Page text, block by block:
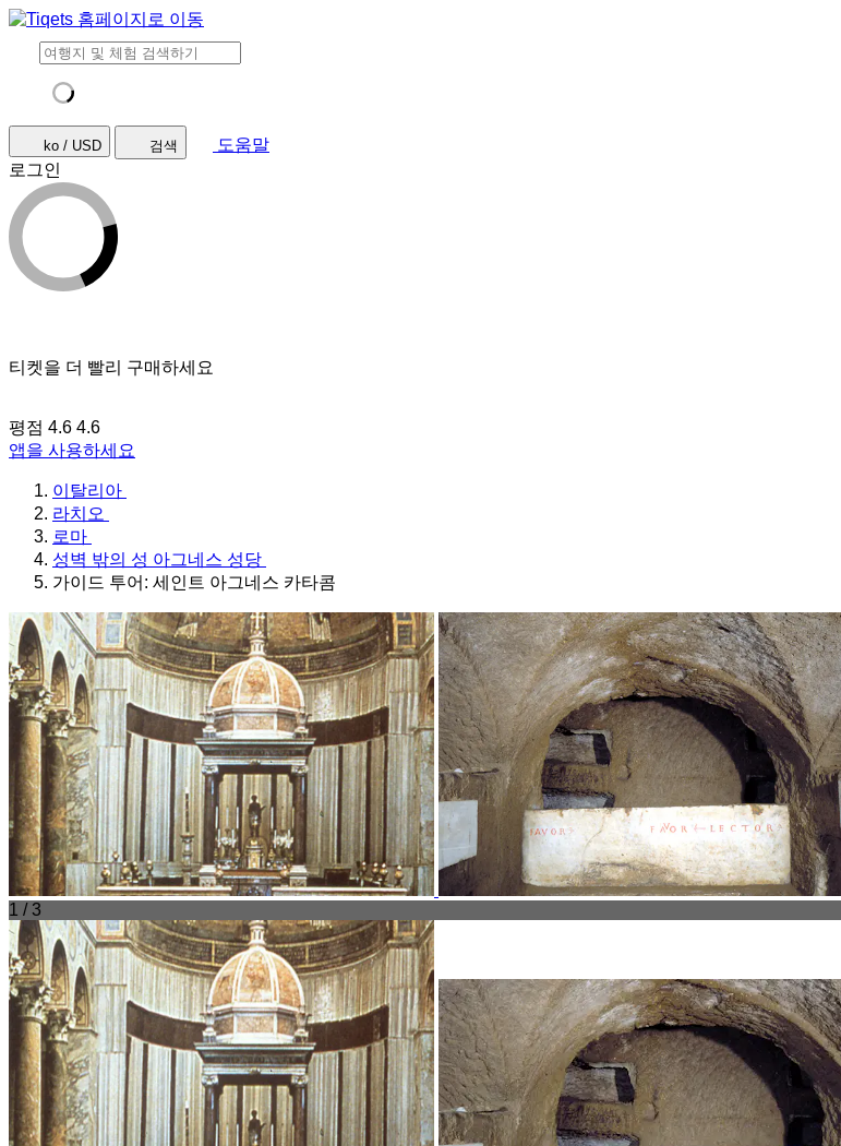
ko / USD 검색
도움말
로그인
티켓을 더 빨리 구매하세요
평점 4.6 4.6
앱을 사용하세요
이탈리아
라치오
로마
성벽 밖의 성 아그네스 성당
가이드 투어: 세인트 아그네스 카타콤
1 / 3